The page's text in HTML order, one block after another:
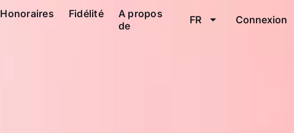
Honoraires Fidélité
A propos
de
FR Connexion